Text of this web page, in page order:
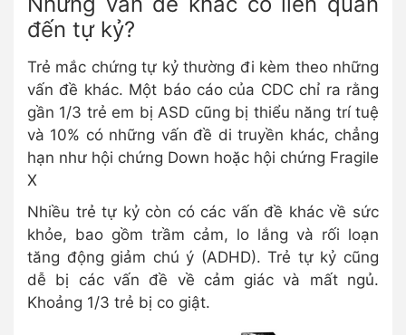
đến tự kỷ?
Trẻ mắc chứng tự kỷ thường đi kèm theo những
vấn đề khác. Một báo cáo của CDC chỉ ra rằng
gần 1/3 trẻ em bị ASD cũng bị thiểu năng trí tuệ
và 10% có những vấn đề di truyền khác, chẳng
hạn như hội chứng Down hoặc hội chứng Fragile
X
Nhiều trẻ tự kỷ còn có các vấn đề khác về sức
khỏe, bao gồm trầm cảm, lo lắng và rối loạn
tăng động giảm chú ý (ADHD). Trẻ tự kỷ cũng
dễ bị các vấn đề về cảm giác và mất ngủ.
Khoảng 1/3 trẻ bị co giật.